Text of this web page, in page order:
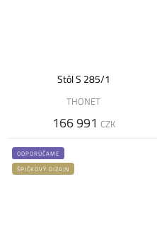
Stôl S 285/1
THONET
166 991 CZK
ODPORÚČAME
ŠPIČKOVÝ DIZAJN